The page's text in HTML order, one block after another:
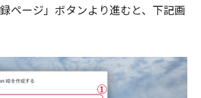
録ページ」ボタンより進むと、下記画